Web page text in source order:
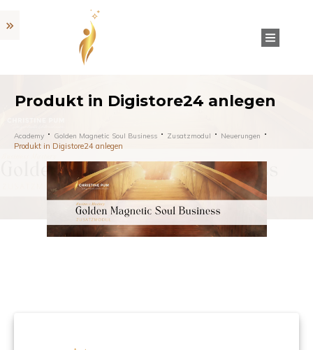
Produkt in Digistore24 anlegen
Academy Golden Magnetic Soul Business Zusatzmodul Neuerungen
Produkt in Digistore24 anlegen